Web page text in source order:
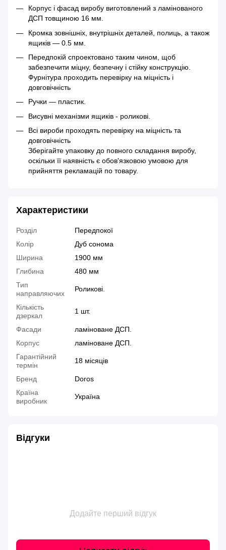
Корпус і фасад виробу виготовлений з ламінованого
ДСП товщиною 16 мм.
Кромка зовнішніх, внутрішніх деталей, полиць, а також
ящиків — 0.5 мм.
Передпокій спроектовано таким чином, щоб
забезпечити міцну, безпечну і стійку конструкцію.
Фурнітура проходить перевірку на міцність і
довговічність
Ручки — пластик.
Висувні механізми ящиків - роликові.
Всі вироби проходять перевірку на міцність та
довговічність
Зберігайте упаковку до повного складання виробу,
оскільки її наявність є обов'язковою умовою для
прийняття рекламацій по товару.
Характеристики
Розділ
Передпокої
Колір
Дуб сонома
Ширина
1900 мм
Глибина
480 мм
Тип
направляючих
Роликові.
Кількість
дзеркал
1 шт.
Фасади
ламіноване ДСП.
Корпус
ламіноване ДСП.
Гарантійний
термін
18 місяців
Бренд
Doros
Країна
виробник
Україна
Відгуки
Додайте перший відгук